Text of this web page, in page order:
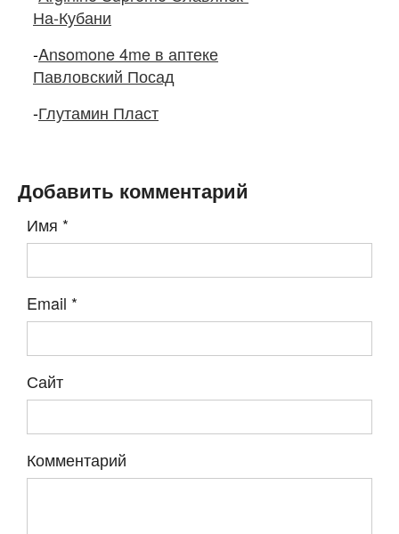
На-Кубани
-Ansomone 4me в аптеке
Павловский Посад
-Глутамин Пласт
Добавить комментарий
Имя *
Email *
Сайт
Комментарий